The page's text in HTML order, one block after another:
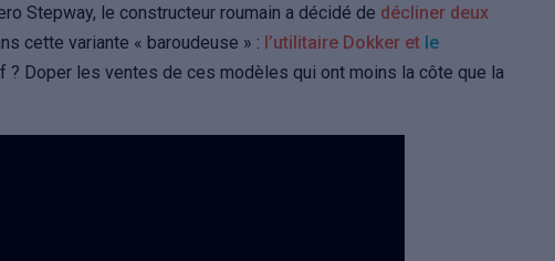
Stepway, le constructeur roumain a décidé de décliner deux
cette variante « baroudeuse » : l’utilitaire Dokker et le
? Doper les ventes de ces modèles qui ont moins la côte que la